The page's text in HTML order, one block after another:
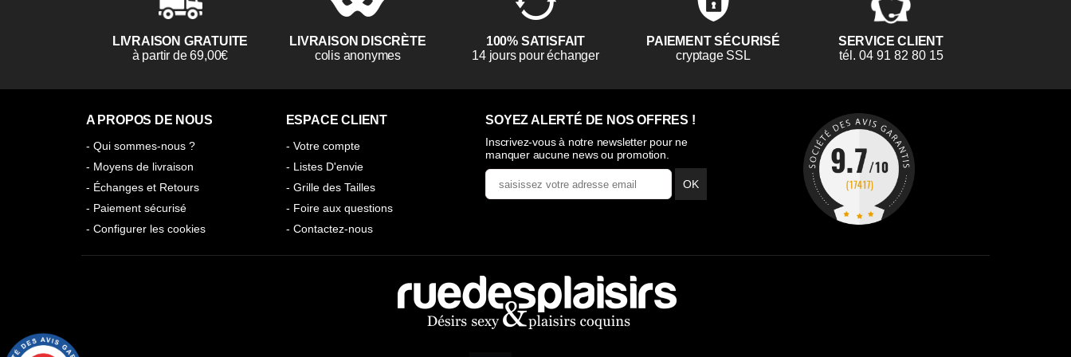
LIVRAISON GRATUITE
à partir de 69,00€
LIVRAISON DISCRÈTE
colis anonymes
100% SATISFAIT
14 jours pour échanger
PAIEMENT SÉCURISÉ
cryptage SSL
SERVICE CLIENT
tél. 04 91 82 80 15
A PROPOS DE NOUS
- Qui sommes-nous ?
- Moyens de livraison
- Échanges et Retours
- Paiement sécurisé
- Configurer les cookies
ESPACE CLIENT
- Votre compte
- Listes D'envie
- Grille des Tailles
- Foire aux questions
- Contactez-nous
SOYEZ ALERTÉ DE NOS OFFRES !
Inscrivez-vous à notre newsletter pour ne
manquer aucune news ou promotion.
OK